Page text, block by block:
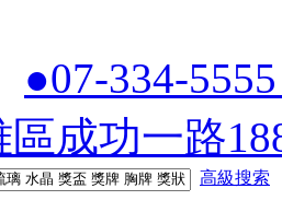
●07-334-
成功一路
高級搜索